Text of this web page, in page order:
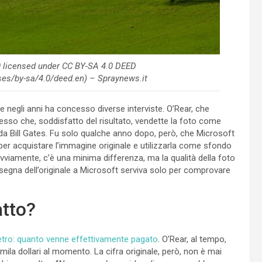
under CC BY-SA 4.0 DEED
by-sa/4.0/deed.en) – Spraynews.it
anni ha concesso diverse interviste. O’Rear, che
che, soddisfatto del risultato, vendette la foto come
Bill Gates. Fu solo qualche anno dopo, però, che Microsoft
acquistare l’immagine originale e utilizzarla come sfondo
c’è una minima differenza, ma la qualità della foto
dell’originale a Microsoft serviva solo per comprovare
quanto venne effettivamente pagato . O’Rear, al tempo,
dollari al momento. La cifra originale, però, non è mai